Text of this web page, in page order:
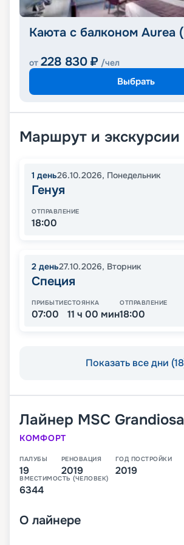
Каюта с балконом Aurea
от 228 830 ₽ /чел
Выбрать
Маршрут и экскурсии
1 день26.10.2026, Понедельник
Генуя
ОТПРАВЛЕНИЕ
18:00
2 день27.10.2026, Вторник
Специя
ПРИБЫТИЕ
07:00
СТОЯНКА
11 ч 00 мин
ОТПРАВЛЕНИЕ
18:00
Показать все дни
Лайнер MSC Grandiosa
КОМФОРТ
ПАЛУБЫ
19
РЕНОВАЦИЯ
2019
ГОД ПОСТРОЙКИ
2019
ВМЕСТИМОСТЬ (ЧЕЛОВЕК)
6344
О лайнере